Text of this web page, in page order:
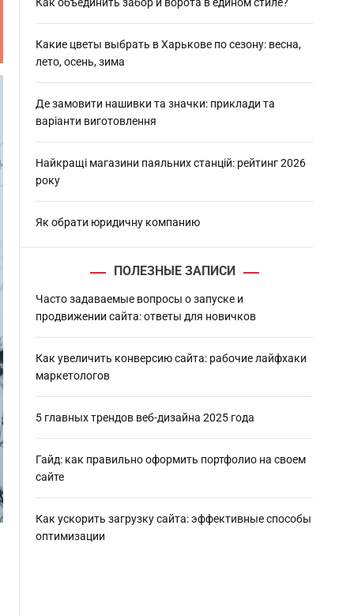
Какие цветы выбрать в Харькове по сезону: весна,
лето, осень, зима
Де замовити нашивки та значки: приклади та
варіанти виготовлення
Найкращі магазини паяльних станцій: рейтинг 2026
року
Як обрати юридичну компанию
ПОЛЕЗНЫЕ ЗАПИСИ
Часто задаваемые вопросы о запуске и
продвижении сайта: ответы для новичков
Как увеличить конверсию сайта: рабочие лайфхаки
маркетологов
5 главных трендов веб-дизайна 2025 года
Гайд: как правильно оформить портфолио на своем
сайте
Как ускорить загрузку сайта: эффективные способы
оптимизации